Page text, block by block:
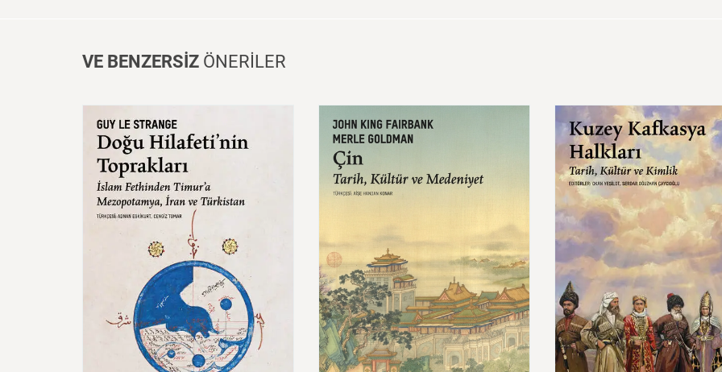
VE BENZERSİZ ÖNERİLER
DoğuHilafeti’ninToprakları
İslamFethinden
Mezopotamya,Iran
Türkistan
600,00 ₺
Çin:Tarih,
Medeniyet
680,00 ₺
KuzeyKafkasyaHalkları
620,00 ₺